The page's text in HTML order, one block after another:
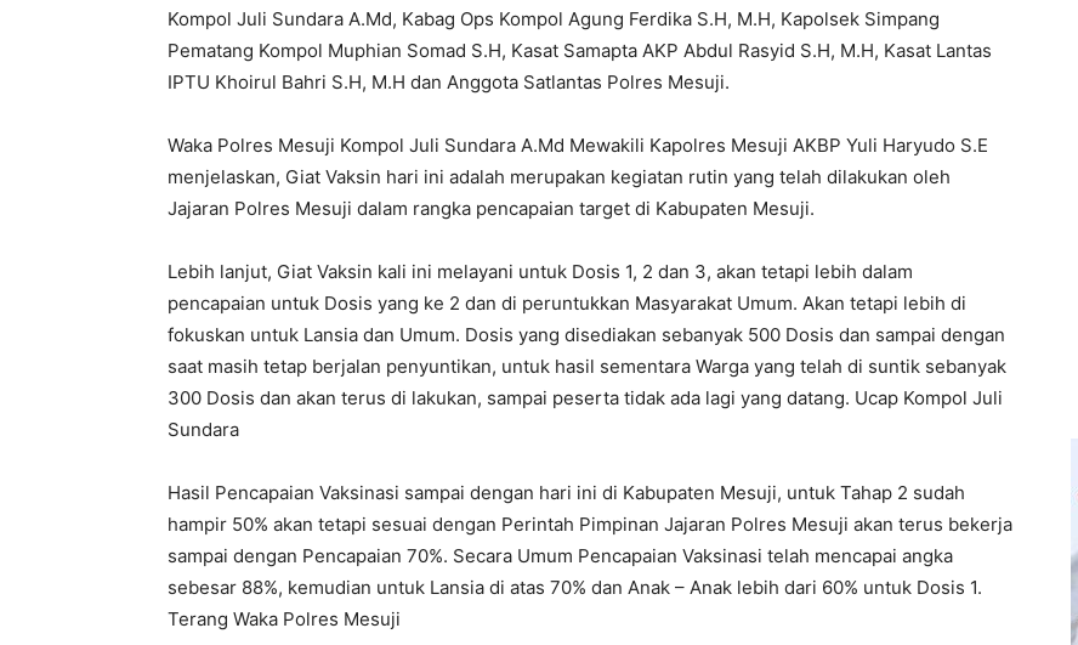
Kompol Juli Sundara A.Md, Kabag Ops Kompol Agung Ferdika S.H, M.H, Kapolsek Simpang
Pematang Kompol Muphian Somad S.H, Kasat Samapta AKP Abdul Rasyid S.H, M.H, Kasat Lantas
IPTU Khoirul Bahri S.H, M.H dan Anggota Satlantas Polres Mesuji.
Waka Polres Mesuji Kompol Juli Sundara A.Md Mewakili Kapolres Mesuji AKBP Yuli Haryudo S.E
menjelaskan, Giat Vaksin hari ini adalah merupakan kegiatan rutin yang telah dilakukan oleh
Jajaran Polres Mesuji dalam rangka pencapaian target di Kabupaten Mesuji.
Lebih lanjut, Giat Vaksin kali ini melayani untuk Dosis 1, 2 dan 3, akan tetapi lebih dalam
pencapaian untuk Dosis yang ke 2 dan di peruntukkan Masyarakat Umum. Akan tetapi lebih di
fokuskan untuk Lansia dan Umum. Dosis yang disediakan sebanyak 500 Dosis dan sampai dengan
saat masih tetap berjalan penyuntikan, untuk hasil sementara Warga yang telah di suntik sebanyak
300 Dosis dan akan terus di lakukan, sampai peserta tidak ada lagi yang datang. Ucap Kompol Juli
Sundara
Hasil Pencapaian Vaksinasi sampai dengan hari ini di Kabupaten Mesuji, untuk Tahap 2 sudah
hampir 50% akan tetapi sesuai dengan Perintah Pimpinan Jajaran Polres Mesuji akan terus bekerja
sampai dengan Pencapaian 70%. Secara Umum Pencapaian Vaksinasi telah mencapai angka
sebesar 88%, kemudian untuk Lansia di atas 70% dan Anak – Anak lebih dari 60% untuk Dosis 1.
Terang Waka Polres Mesuji